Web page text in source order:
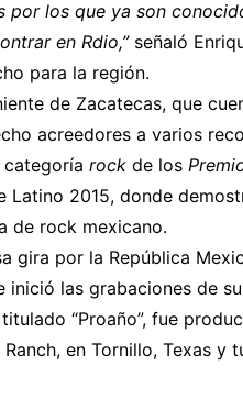
por los que ya son
en Rdio,”señaló
para la región.
de Zacatecas, que
acreedores a varios
categoría rock de los
Latino 2015, donde
de rock mexicano.
gira por la República
inició las grabaciones de
“Proaño”, fue
en Tornillo, Texas y